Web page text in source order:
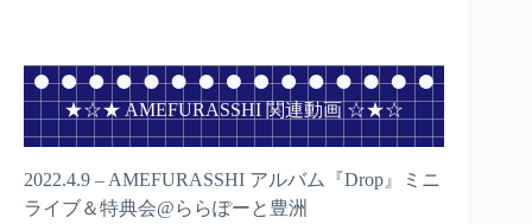
★☆★ AMEFURASSHI 関連動画 ☆★☆
2022.4.9 – AMEFURASSHI アルバム『Drop』ミニ
ライブ＆特典会@ららぽーと豊洲